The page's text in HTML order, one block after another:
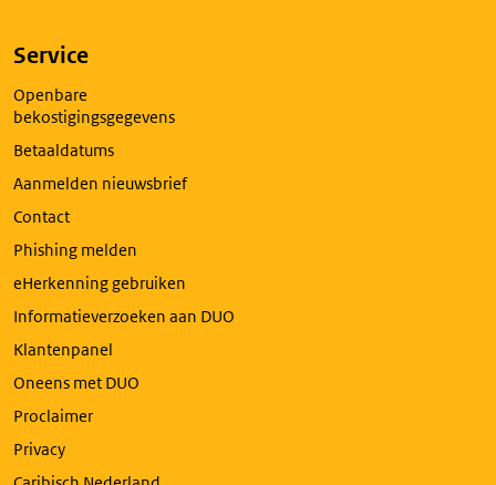
Service
Openbare
bekostigingsgegevens
Betaaldatums
Aanmelden nieuwsbrief
Contact
Phishing melden
eHerkenning gebruiken
Informatieverzoeken aan DUO
Klantenpanel
Oneens met DUO
Proclaimer
Privacy